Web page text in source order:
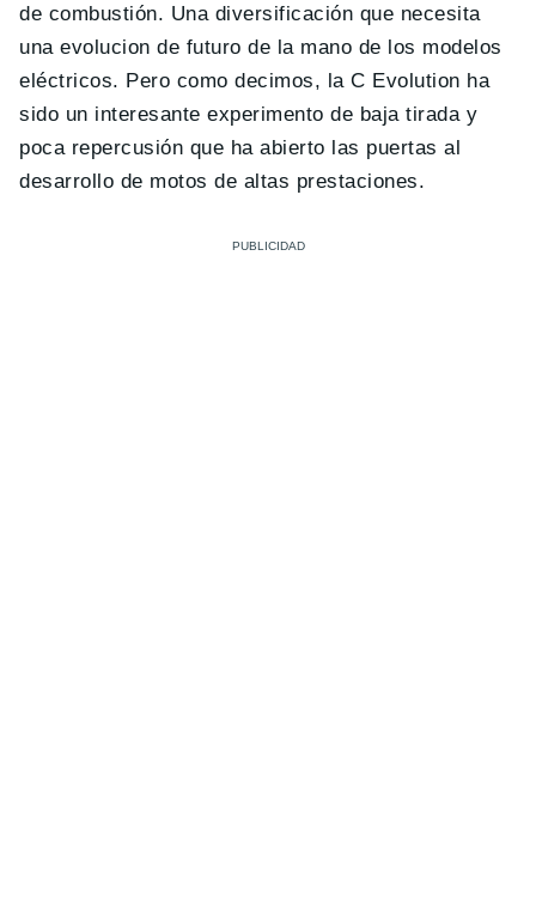
de combustión. Una diversificación que necesita
una evolucion de futuro de la mano de los modelos
eléctricos. Pero como decimos, la C Evolution ha
sido un interesante experimento de baja tirada y
poca repercusión que ha abierto las puertas al
desarrollo de motos de altas prestaciones.